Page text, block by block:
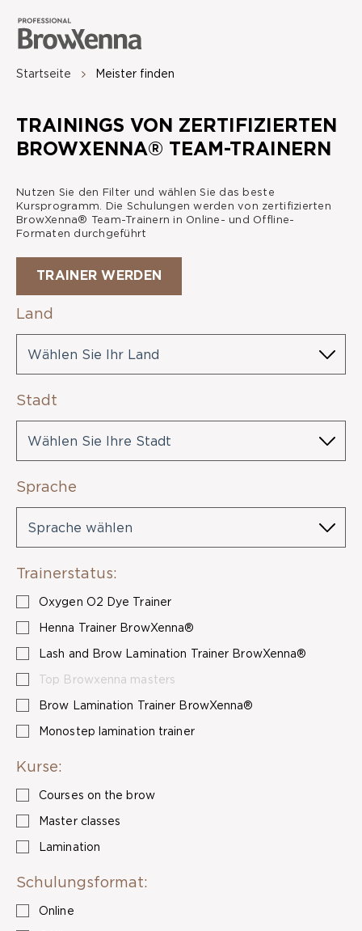
Startseite Meister finden
TRAININGS VON ZERTIFIZIERTEN
BROWXENNA® TEAM-TRAINERN
Nutzen Sie den Filter und wählen Sie das beste
Kursprogramm. Die Schulungen werden von zertifizierten
BrowXenna® Team-Trainern in Online- und Offline-
Formaten durchgeführt
TRAINER WERDEN
Land
Wählen Sie Ihr Land
Stadt
Wählen Sie Ihre Stadt
Sprache
Sprache wählen
Trainerstatus:
Oxygen O2 Dye Trainer
Henna Trainer BrowXenna®
Lash and Brow Lamination Trainer BrowXenna®
Top Browxenna masters
Brow Lamination Trainer BrowXenna®
Monostep lamination trainer
Kurse:
Courses on the brow
Master classes
Lamination
Schulungsformat:
Online